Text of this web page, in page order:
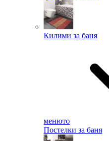
Килими за баня
менюто
Постелки за баня